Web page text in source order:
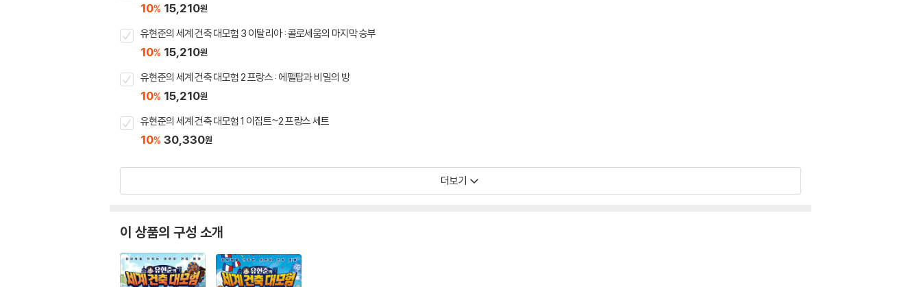
10% 15,210원
유현준의 세계 건축 대모험 3 이탈리아 : 콜로세움의 마지막 승부
10% 15,210원
유현준의 세계 건축 대모험 2 프랑스 : 에펠탑과 비밀의 방
10% 15,210원
유현준의 세계 건축 대모험 1 이집트~2 프랑스 세트
10% 30,330원
더보기
이 상품의 구성 소개